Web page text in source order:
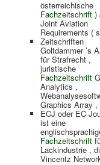
österreichische
Fachzeitschrift )
Joint Aviation
Requirements (
Zeitschriften
Goltdammer ’s
für Strafrecht ,
juristische
Fachzeitschrift
Analytics ,
Graphics Array ,
ECJ oder EC
ist eine
Fachzeitschrift
Lackindustrie ,
Vincentz